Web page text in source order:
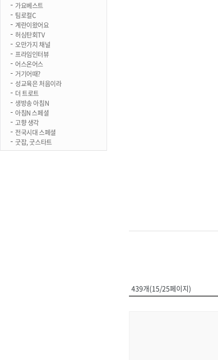
가요베스트
팀로컬C
계란이왔어요
허심탄회TV
오만가지 채널
프라임인터뷰
어스온어스
거기어때?
성교육은 처음이라
더 트로트
생방송 아침N
아침N 스페셜
고향 생각
전국시대 스페셜
굿잡, 굿스타트
439개(15/25페이지)